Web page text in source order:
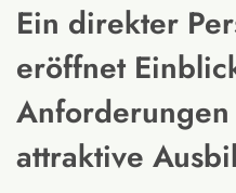
Ein direkter
eröffnet
attraktive